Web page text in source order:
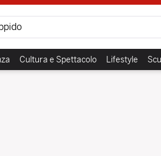
Cultura e Spettacolo Lifestyle